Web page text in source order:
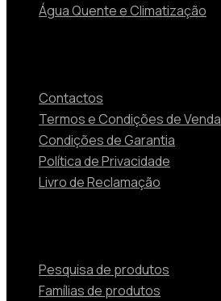
Água Quente e Climatização
Contactos
Termos e Condições de Venda
Condições de Garantia
Política de Privacidade
Livro de Reclamação
Pesquisa de produtos
Famílias de produtos